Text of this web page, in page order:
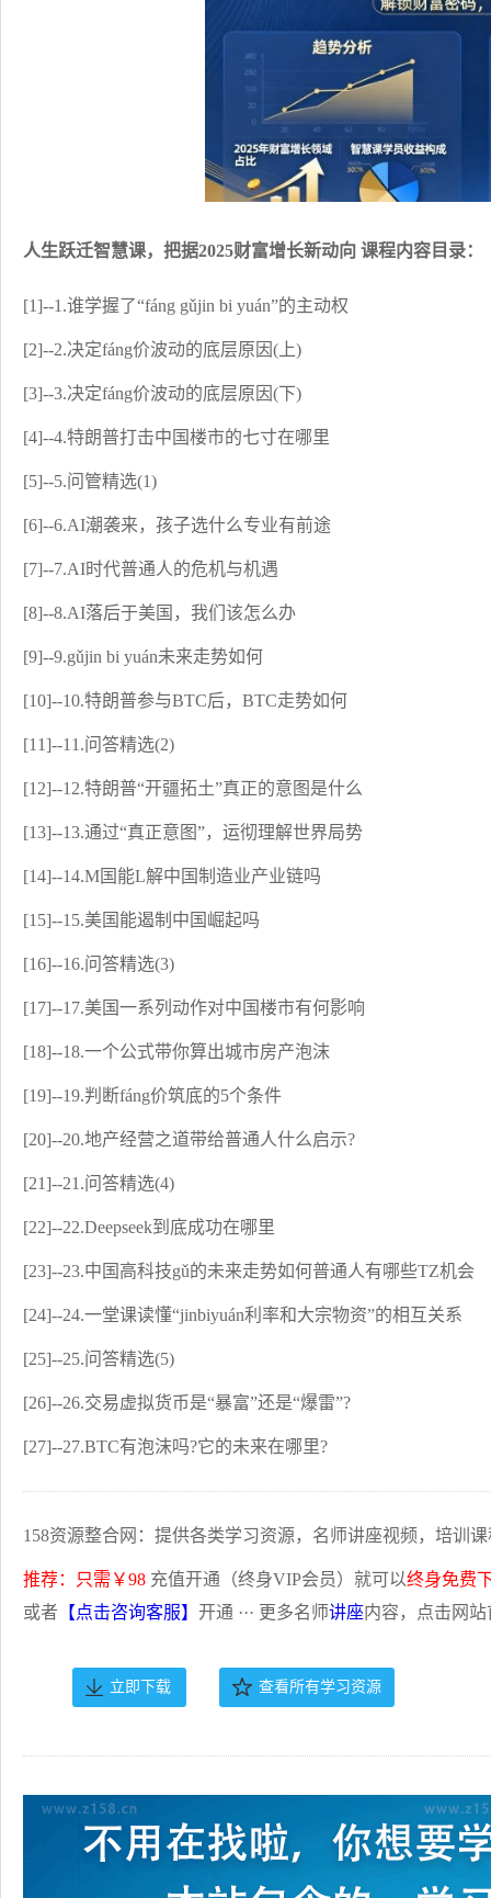
人生跃迁智慧课，把据2025财富增长新动向 课程内容目录：
[1]--1.谁学握了“fáng gǔjin bi yuán”的主动权
[2]--2.决定fáng价波动的底层原因(上)
[3]--3.决定fáng价波动的底层原因(下)
[4]--4.特朗普打击中国楼市的七寸在哪里
[5]--5.问管精选(1)
[6]--6.AI潮袭来，孩子选什么专业有前途
[7]--7.AI时代普通人的危机与机遇
[8]--8.AI落后于美国，我们该怎么办
[9]--9.gǔjin bi yuán未来走势如何
[10]--10.特朗普参与BTC后，BTC走势如何
[11]--11.问答精选(2)
[12]--12.特朗普“开疆拓土”真正的意图是什么
[13]--13.通过“真正意图”，运彻理解世界局势
[14]--14.M国能L解中国制造业产业链吗
[15]--15.美国能遏制中国崛起吗
[16]--16.问答精选(3)
[17]--17.美国一系列动作对中国楼市有何影响
[18]--18.一个公式带你算出城市房产泡沫
[19]--19.判断fáng价筑底的5个条件
[20]--20.地产经营之道带给普通人什么启示?
[21]--21.问答精选(4)
[22]--22.Deepseek到底成功在哪里
[23]--23.中国高科技gǔ的未来走势如何普通人有哪些TZ机会
[24]--24.一堂课读懂“jinbiyuán利率和大宗物资”的相互关系
[25]--25.问答精选(5)
[26]--26.交易虚拟货币是“暴富”还是“爆雷”?
[27]--27.BTC有泡沫吗?它的未来在哪里?
158资源整合网：提供各类学习资源，名师讲座视频，培训
推荐：只需￥98 充值开通（终身VIP会员）就可以终身免费
或者 【点击咨询客服】 开通 ··· 更多名师讲座内容，点击网
立即下载 查看所有学习资源